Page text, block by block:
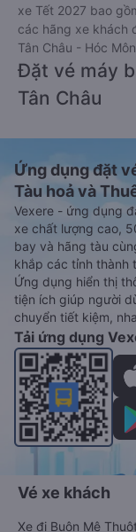
xe Tết 2027 bao
các hãng xe khách
Tân Châu - Hóc
Đặt vé máy
Tân Châu
Ứng dụng đặt
Tàu hoả và
Vexere - ứng dụng
xe chất lượng cao,
bay và hãng tàu
khắp các tỉnh thành
Ứng dụng hiển thị
tiện ích giúp người
chuyển tiết kiệm,
Tải ứng dụng
Vé xe khách
Xe đi Buôn Mê